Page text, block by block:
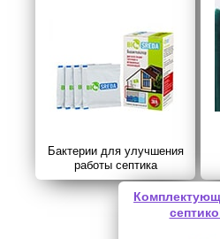
Бактерии для улучшения
работы септика